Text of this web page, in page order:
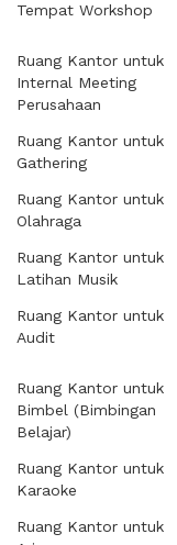
Tempat Workshop
Ruang Kantor untuk
Internal Meeting
Perusahaan
Ruang Kantor untuk
Gathering
Ruang Kantor untuk
Olahraga
Ruang Kantor untuk
Latihan Musik
Ruang Kantor untuk
Audit
Ruang Kantor untuk
Bimbel (Bimbingan
Belajar)
Ruang Kantor untuk
Karaoke
Ruang Kantor untuk